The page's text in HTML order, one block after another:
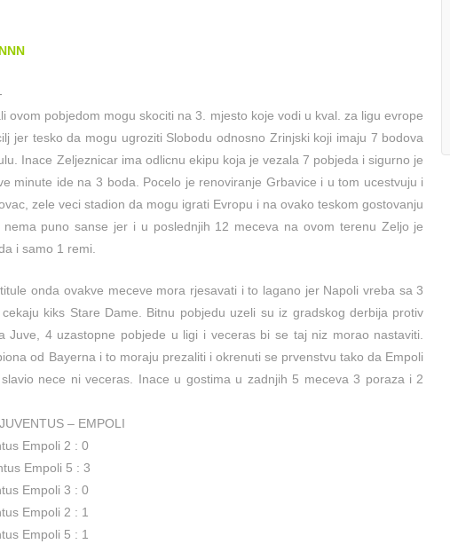
ovom pobjedom mogu skociti na 3. mjesto koje vodi u kval. za ligu evrope
jer tesko da mogu ugroziti Slobodu odnosno Zrinjski koji imaju 7 bodova
Inace Zeljeznicar ima odlicnu ekipu koja je vezala 7 pobjeda i sigurno je
minute ide na 3 boda. Pocelo je renoviranje Grbavice i u tom ucestvuju i
zele veci stadion da mogu igrati Evropu i na ovako teskom gostovanju
nema puno sanse jer i u poslednjih 12 meceva na ovom terenu Zeljo je
i samo 1 remi.
onda ovakve meceve mora rjesavati i to lagano jer Napoli vreba sa 3
kiks Stare Dame. Bitnu pobjedu uzeli su iz gradskog derbija protiv
Juve, 4 uzastopne pobjede u ligi i veceras bi se taj niz morao nastaviti.
od Bayerna i to moraju prezaliti i okrenuti se prvenstvu tako da Empoli
nece ni veceras. Inace u gostima u zadnjih 5 meceva 3 poraza i 2
– EMPOLI
Empoli 2 : 0
Empoli 5 : 3
Empoli 3 : 0
Empoli 2 : 1
Empoli 5 : 1